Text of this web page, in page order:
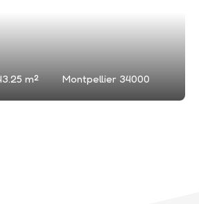
m² Montpellier 34000